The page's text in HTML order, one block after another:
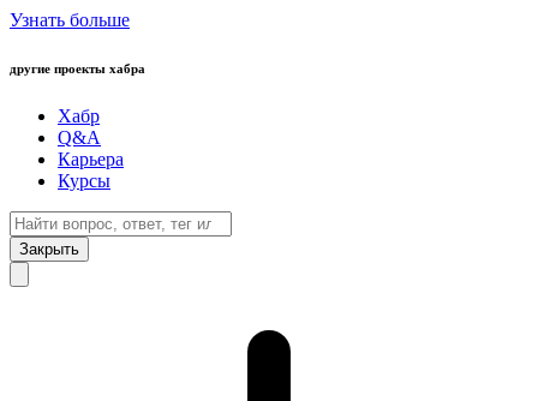
Узнать больше
другие проекты хабра
Хабр
Q&A
Карьера
Курсы
Закрыть